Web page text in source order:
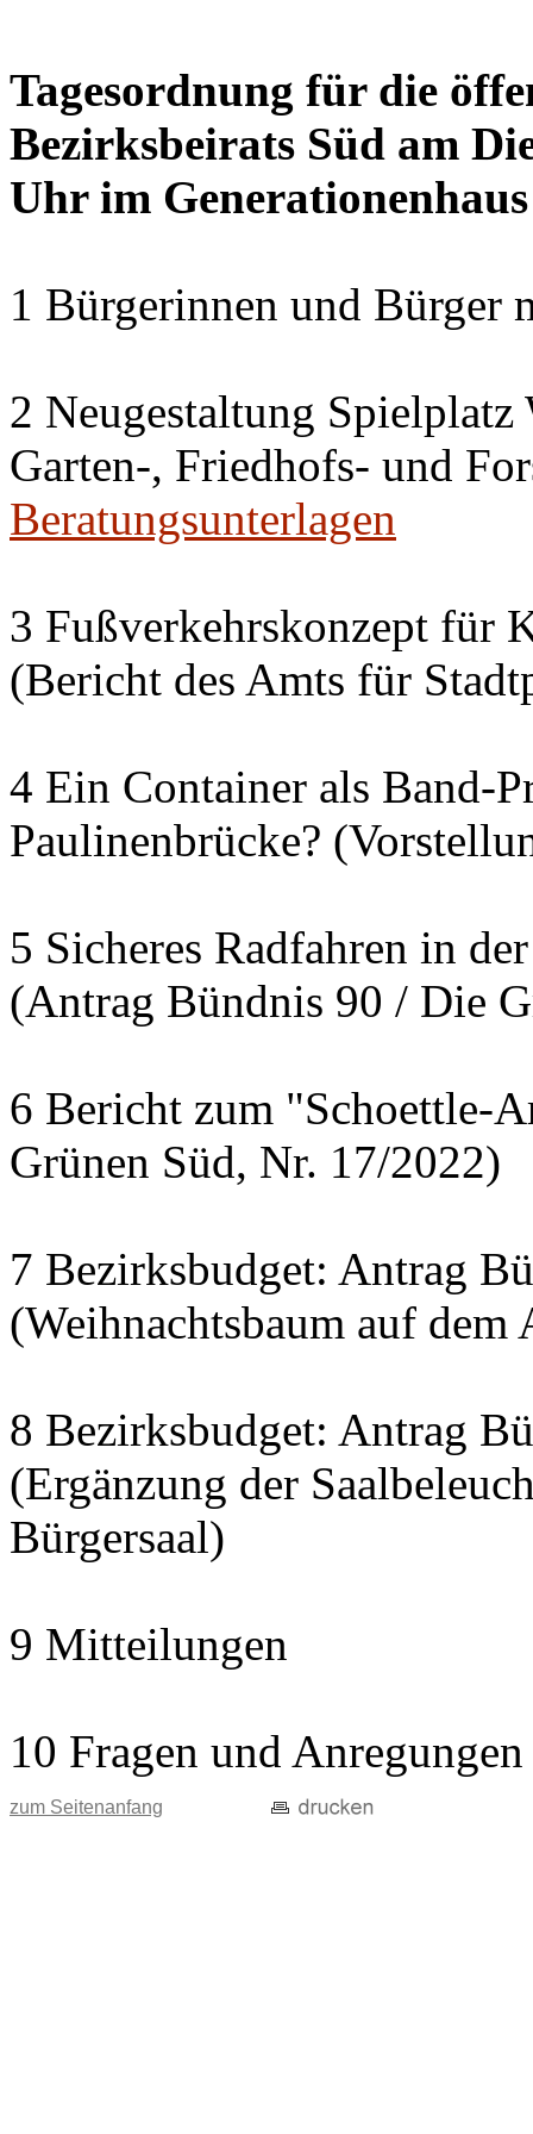
Tagesordnung für die
Bezirksbeirats Süd am
Uhr im
1 Bürgerinnen und Bürger
2 Neugestaltung
Garten-, Friedhofs- und
Beratungsunterlagen
3 Fußverkehrskonzept für
(Bericht des Amts für
4 Ein Container als Band-
Paulinenbrücke?
5 Sicheres Radfahren in
(Antrag Bündnis 90 / Die
6 Bericht zum "Schoettle-
Grünen Süd, Nr. 17/2022)
7 Bezirksbudget: Antrag
(Weihnachtsbaum auf
8 Bezirksbudget: Antrag
(Ergänzung der
Bürgersaal)
9 Mitteilungen
10 Fragen und Anregungen
zum Seitenanfang